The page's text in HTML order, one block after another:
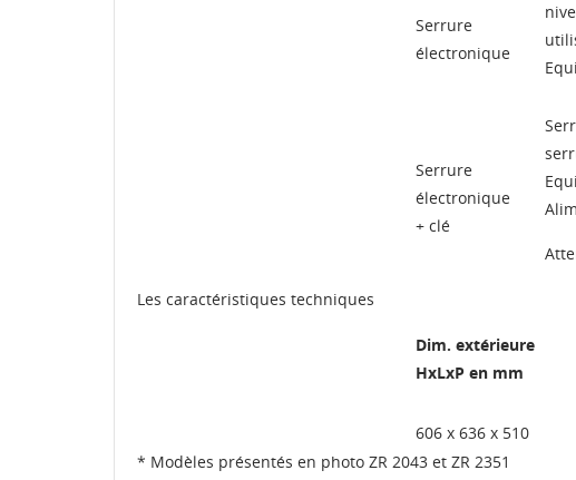
Serrure
électronique
Serrure
électronique
+ clé
Les caractéristiques techniques
Dim. extérieure
HxLxP en mm
606 x 636 x 510
* Modèles présentés en photo ZR 2043 et ZR 2351